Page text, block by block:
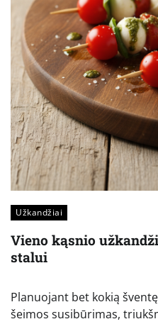
Užkandžiai
Vieno kąsnio
stalui
Planuojant bet kokią
šeimos susibūrimas,